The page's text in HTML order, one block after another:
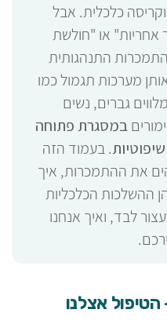
כלכלית. אבל
או "חולשת
התמכרות התנהגותית
מערכות תגמול כמו
גברים, נשים
במסגרת פתוחה
. בעמוד הזה
את ההתמכרות, איך
ההשלכות הכלכליות
לבד, ואיך אנחנו
אצלנו